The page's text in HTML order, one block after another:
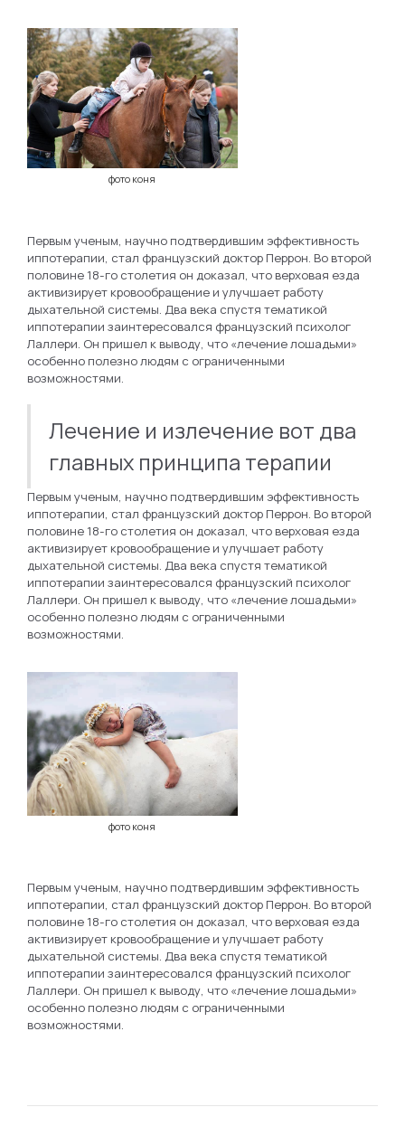
фото коня
Первым ученым, научно подтвердившим эффективность
иппотерапии, стал французский доктор Перрон. Во второй
половине 18-го столетия он доказал, что верховая езда
активизирует кровообращение и улучшает работу
дыхательной системы. Два века спустя тематикой
иппотерапии заинтересовался французский психолог
Лаллери. Он пришел к выводу, что «лечение лошадьми»
особенно полезно людям с ограниченными
возможностями.
Лечение и излечение вот два
главных принципа терапии
Первым ученым, научно подтвердившим эффективность
иппотерапии, стал французский доктор Перрон. Во второй
половине 18-го столетия он доказал, что верховая езда
активизирует кровообращение и улучшает работу
дыхательной системы. Два века спустя тематикой
иппотерапии заинтересовался французский психолог
Лаллери. Он пришел к выводу, что «лечение лошадьми»
особенно полезно людям с ограниченными
возможностями.
фото коня
Первым ученым, научно подтвердившим эффективность
иппотерапии, стал французский доктор Перрон. Во второй
половине 18-го столетия он доказал, что верховая езда
активизирует кровообращение и улучшает работу
дыхательной системы. Два века спустя тематикой
иппотерапии заинтересовался французский психолог
Лаллери. Он пришел к выводу, что «лечение лошадьми»
особенно полезно людям с ограниченными
возможностями.